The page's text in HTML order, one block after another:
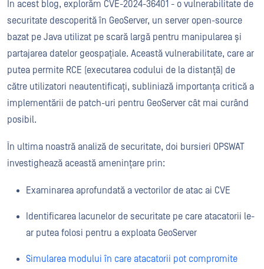
În acest blog, explorăm CVE-2024-36401 - o vulnerabilitate de
securitate descoperită în GeoServer, un server open-source
bazat pe Java utilizat pe scară largă pentru manipularea și
partajarea datelor geospațiale. Această vulnerabilitate, care ar
putea permite RCE (executarea codului de la distanță) de
către utilizatori neautentificați, subliniază importanța critică a
implementării de patch-uri pentru GeoServer cât mai curând
posibil.
În ultima noastră analiză de securitate, doi bursieri OPSWAT
investighează această amenințare prin:
Examinarea aprofundată a vectorilor de atac ai CVE
Identificarea lacunelor de securitate pe care atacatorii le-
ar putea folosi pentru a exploata GeoServer
Simularea modului în care atacatorii pot compromite